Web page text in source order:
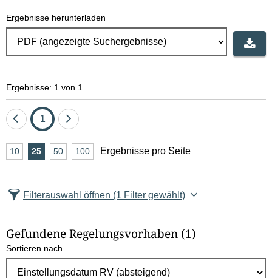
Ergebnisse herunterladen
Ergebnisse: 1 von 1
Eine
zurück
Seite
1
Eine
vor
A
z
l
E
10Ergebnisse
25Ergebnisse
50Ergebnisse
100Ergebnisse
Ergebnisse pro Seite
Filterauswahl öffnen (1 Filter gewählt)
Gefundene Regelungsvorhaben (1)
Sortieren nach